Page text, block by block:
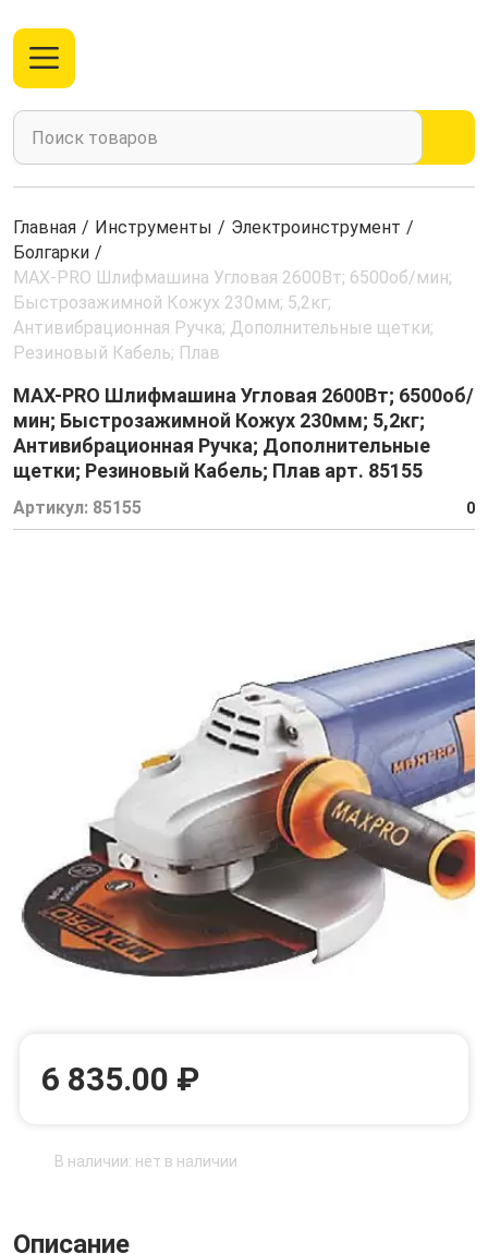
Главная / Инструменты / Электроинструмент /
Болгарки /
MAX-PRO Шлифмашина Угловая 2600Вт; 6500об/мин;
Быстрозажимной Кожух 230мм; 5,2кг;
Антивибрационная Ручка; Дополнительные щетки;
Резиновый Кабель; Плав
MAX-PRO Шлифмашина Угловая 2600Вт; 6500об/
мин; Быстрозажимной Кожух 230мм; 5,2кг;
Антивибрационная Ручка; Дополнительные
щетки; Резиновый Кабель; Плав арт. 85155
Артикул: 85155 0
6 835.00 ₽
В наличии: нет в наличии
Описание